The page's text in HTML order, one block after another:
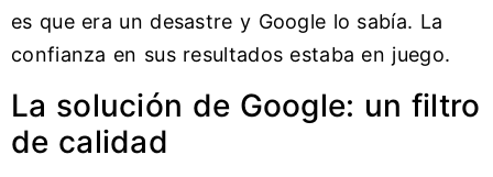
es que era un desastre y Google lo sabía. La
confianza en sus resultados estaba en juego.
La solución de Google: un filtro
de calidad